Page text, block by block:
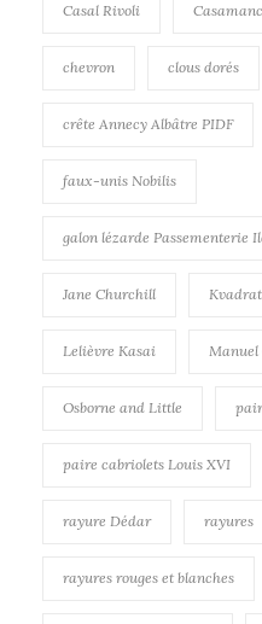
Casal Rivoli
chevron clous dorés
crête Annecy Albâtre PIDF
faux-unis Nobilis
galon lézarde Passementerie
Jane Churchill Kvadrat
Lelièvre Kasai Manuel
Osborne and Little
paire cabriolets Louis XVI
rayure Dédar rayures
rayures rouges et blanches